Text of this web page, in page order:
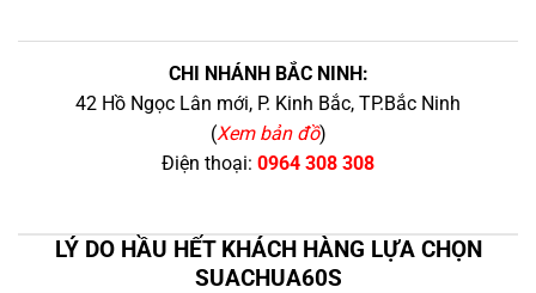
CHI NHÁNH BẮC NINH:
42 Hồ Ngọc Lân mới, P. Kinh Bắc, TP.Bắc Ninh
(Xem bản đồ)
Điện thoại: 0964 308 308
LÝ DO HẦU HẾT KHÁCH HÀNG LỰA CHỌN
SUACHUA60S